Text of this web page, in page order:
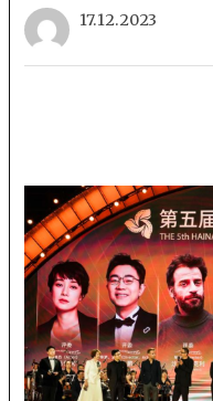
17.12.2023